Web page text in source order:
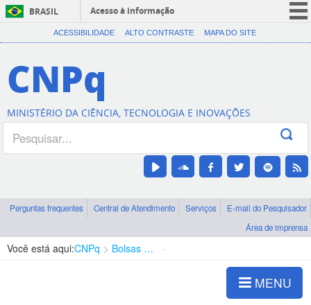
BRASIL
Acesso à informação
CORONAVÍRUS (COVID-19)
Canais
ACESSIBILIDADE ALTO CONTRASTE MAPA DO SITE
CNPq
MINISTÉRIO DA CIÊNCIA, TECNOLOGIA E INOVAÇÕES
Perguntas frequentes Central de Atendimento Serviços
E-mail do Pesquisador
Área de imprensa
Você está aqui:CNPq Bolsas e Auxílios Vigentes
MENU